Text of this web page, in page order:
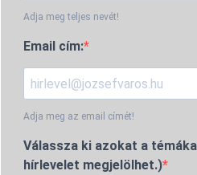
Adja meg teljes nevét!
Email cím:
Adja meg az email címét!
Válassza ki azokat a
hírlevelet megjelölhet.)